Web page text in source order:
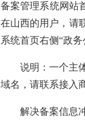
备案管理系统网站
在山西的用户，请
系统首页右侧“政
说明：一个主
域名，请联系接入
解决备案信息